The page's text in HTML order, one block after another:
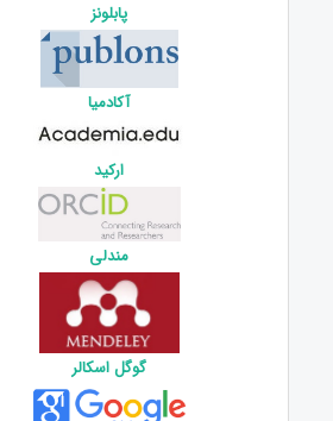
پابلونز
آکادمیا
ارکید
مندلی
گوگل اسکالر